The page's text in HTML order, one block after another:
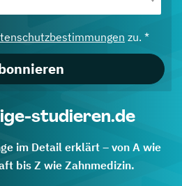
zu. *
studieren.de
im Detail erklärt – von A wie
bis Z wie Zahnmedizin.